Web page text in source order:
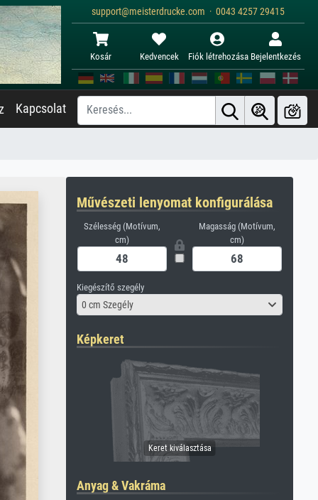
support@meisterdrucke.com · 0043 4257 29415
Kosár Kedvencek Fiók létrehozása Bejelentkezés
Kapcsolat
Művészeti lenyomat konfigurálása
Szélesség (Motívum,
cm)
Magasság (Motívum,
cm)
Kiegészítő szegély
0 cm Szegély
Képkeret
Anyag & Vakráma